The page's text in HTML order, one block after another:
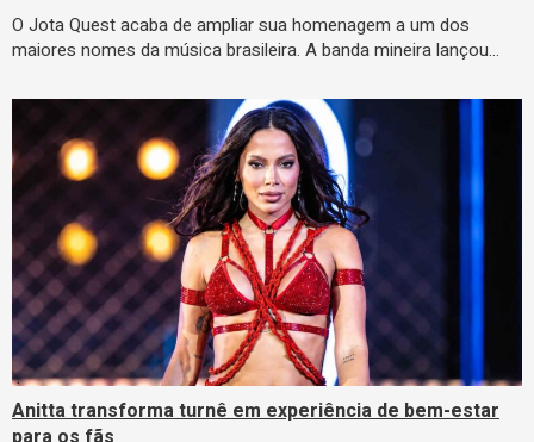
O Jota Quest acaba de ampliar sua homenagem a um dos
maiores nomes da música brasileira. A banda mineira lançou…
Anitta transforma turnê em experiência de bem-estar